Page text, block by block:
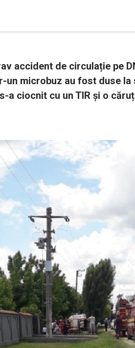
accident de circulație pe
un microbuz au fost duse la
a ciocnit cu un TIR și o